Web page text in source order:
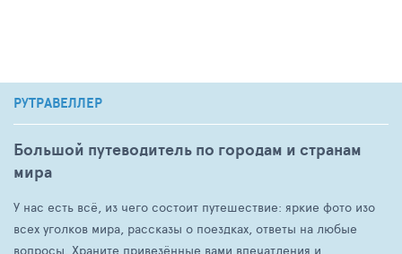
РУТРАВЕЛЛЕР
Большой путеводитель по городам и странам
мира
У нас есть всё, из чего состоит путешествие: яркие фото изо
всех уголков мира, рассказы о поездках, ответы на любые
вопросы. Храните привезённые вами впечатления и